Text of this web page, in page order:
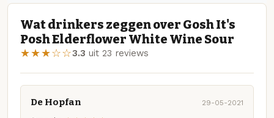
Wat drinkers zeggen over Gosh It's
Posh Elderflower White Wine Sour
★★★☆☆3.3 uit 23 reviews
De Hopfan 29-05-2021